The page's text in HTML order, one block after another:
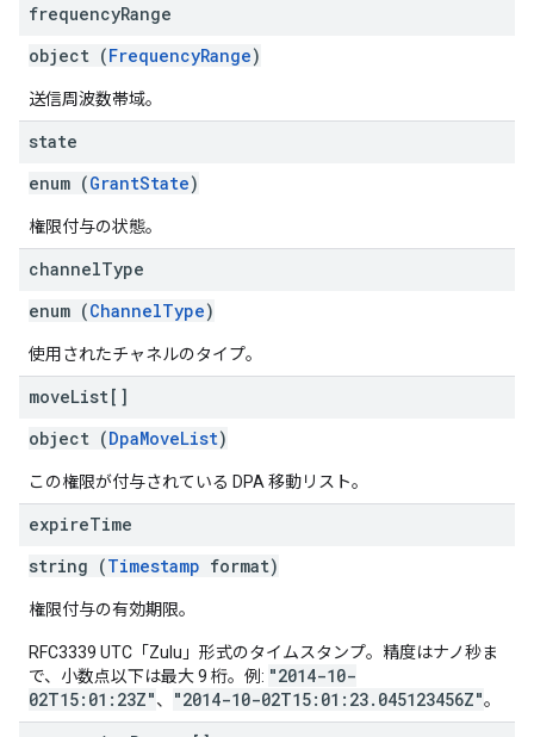
frequencyRange
object (FrequencyRange)
送信周波数帯域。
state
enum (GrantState)
権限付与の状態。
channelType
enum (ChannelType)
使用されたチャネルのタイプ。
moveList[]
object (DpaMoveList)
この権限が付与されている DPA 移動リスト。
expireTime
string (Timestamp format)
権限付与の有効期限。
RFC3339 UTC「Zulu」形式のタイムスタンプ。精度はナノ秒ま
で、小数点以下は最大 9 桁。例: "2014-10-
02T15:01:23Z"、 "2014-10-02T15:01:23.045123456Z"。